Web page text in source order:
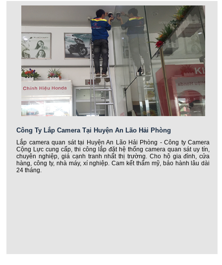
Công Ty Lắp Camera Tại Huyện An Lão Hải Phòng
Lắp camera quan sát tại Huyện An Lão Hải Phòng - Công ty Camera
Cộng Lực cung cấp, thi công lắp đặt hệ thống camera quan sát uy tín,
chuyên nghiệp, giá cạnh tranh nhất thị trường. Cho hộ gia đình, cửa
hàng, công ty, nhà máy, xí nghiệp. Cam kết thẩm mỹ, bảo hành lâu dài
24 tháng.